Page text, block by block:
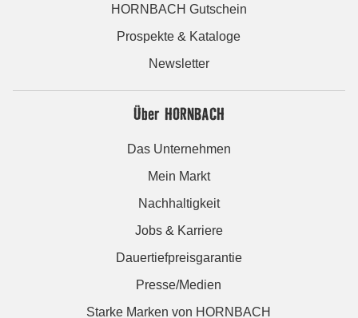
HORNBACH Gutschein
Prospekte & Kataloge
Newsletter
Über HORNBACH
Das Unternehmen
Mein Markt
Nachhaltigkeit
Jobs & Karriere
Dauertiefpreisgarantie
Presse/Medien
Starke Marken von HORNBACH